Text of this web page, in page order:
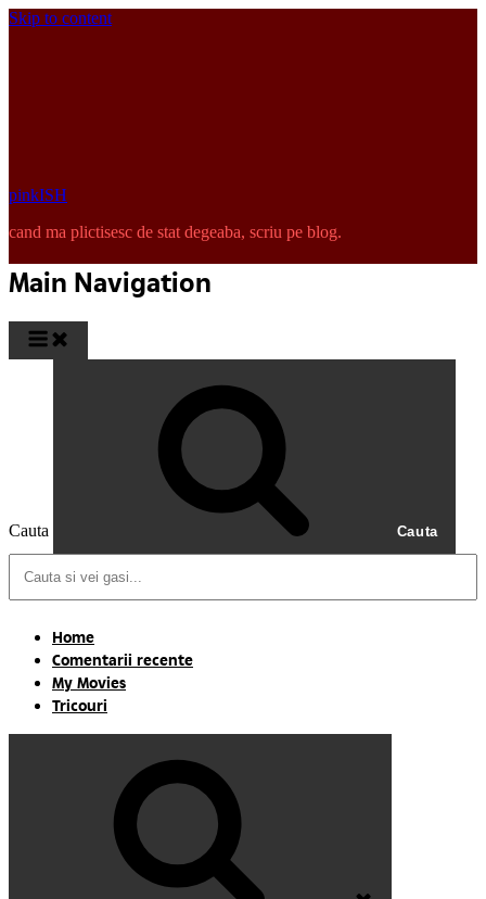
Skip to content
pinkISH
cand ma plictisesc de stat degeaba, scriu pe blog.
Main Navigation
Cauta Cauta
Home
Comentarii recente
My Movies
Tricouri